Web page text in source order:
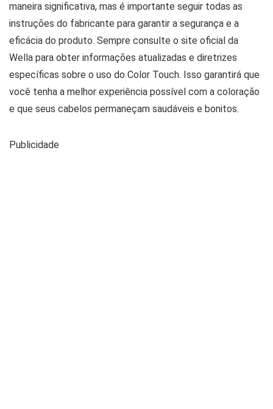
maneira significativa, mas é importante seguir todas as
instruções do fabricante para garantir a segurança e a
eficácia do produto. Sempre consulte o site oficial da
Wella para obter informações atualizadas e diretrizes
específicas sobre o uso do Color Touch. Isso garantirá que
você tenha a melhor experiência possível com a coloração
e que seus cabelos permaneçam saudáveis e bonitos.
Publicidade